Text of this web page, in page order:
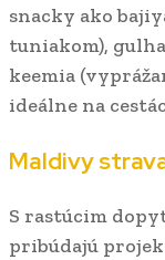
snacky ako
tuniakom),
keemia
ideálne na
Maldivy
S rastúcim
pribúdajú